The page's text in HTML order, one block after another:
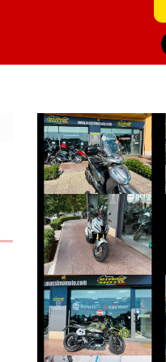
HONDA SH
€ 2.990 €
HONDA X-ADV
€ 8.990 €
BMW R-NINET
€ 10.490 €